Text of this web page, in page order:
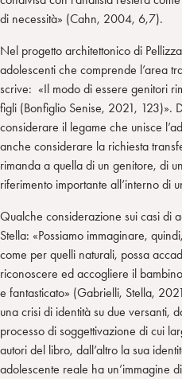
di necessità» (Cahn, 2004, 6,7).
Nel progetto architettonico di
adolescenti che comprende l’area
scrive: «Il modo di essere genitori
figli (Bonfiglio Senise, 2021, 123)».
considerare il legame che unisce
anche considerare la richiesta
rimanda a quella di un genitore, di
riferimento importante all’interno di
Qualche considerazione sui casi di
Stella: «Possiamo immaginare,
come per quelli naturali, possa
riconoscere ed accogliere il
e fantasticato» (Gabrielli, Stella,
una crisi di identità su due versanti,
processo di soggettivazione di cui
autori del libro, dall’altro la sua
adolescente reale ha un’immagine